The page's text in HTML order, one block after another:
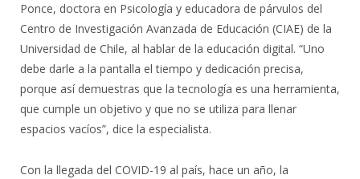
Ponce, doctora en Psicología y educadora de párvulos del
Centro de Investigación Avanzada de Educación (CIAE) de la
Universidad de Chile, al hablar de la educación digital. “Uno
debe darle a la pantalla el tiempo y dedicación precisa,
porque así demuestras que la tecnología es una herramienta,
que cumple un objetivo y que no se utiliza para llenar
espacios vacíos”, dice la especialista.
Con la llegada del COVID-19 al país, hace un año, la